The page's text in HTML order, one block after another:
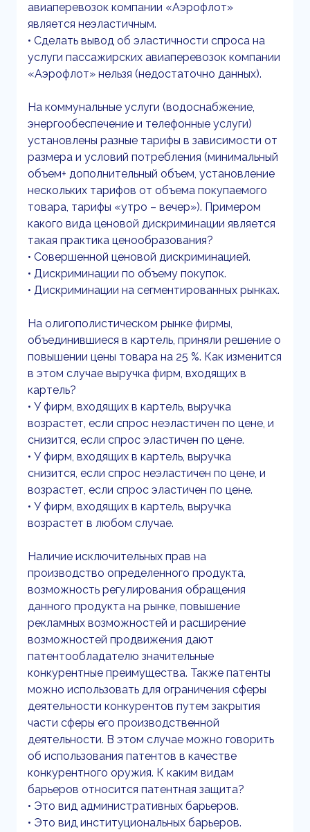
авиаперевозок компании «Аэрофлот»
является неэластичным.
• Сделать вывод об эластичности спроса на
услуги пассажирских авиаперевозок компании
«Аэрофлот» нельзя (недостаточно данных).
На коммунальные услуги (водоснабжение,
энергообеспечение и телефонные услуги)
установлены разные тарифы в зависимости от
размера и условий потребления (минимальный
объем+ дополнительный объем, установление
нескольких тарифов от объема покупаемого
товара, тарифы «утро – вечер»). Примером
какого вида ценовой дискриминации является
такая практика ценообразования?
• Совершенной ценовой дискриминацией.
• Дискриминации по объему покупок.
• Дискриминации на сегментированных рынках.
На олигополистическом рынке фирмы,
объединившиеся в картель, приняли решение о
повышении цены товара на 25 %. Как изменится
в этом случае выручка фирм, входящих в
картель?
• У фирм, входящих в картель, выручка
возрастет, если спрос неэластичен по цене, и
снизится, если спрос эластичен по цене.
• У фирм, входящих в картель, выручка
снизится, если спрос неэластичен по цене, и
возрастет, если спрос эластичен по цене.
• У фирм, входящих в картель, выручка
возрастет в любом случае.
Наличие исключительных прав на
производство определенного продукта,
возможность регулирования обращения
данного продукта на рынке, повышение
рекламных возможностей и расширение
возможностей продвижения дают
патентообладателю значительные
конкурентные преимущества. Также патенты
можно использовать для ограничения сферы
деятельности конкурентов путем закрытия
части сферы его производственной
деятельности. В этом случае можно говорить
об использования патентов в качестве
конкурентного оружия. К каким видам
барьеров относится патентная защита?
• Это вид административных барьеров.
• Это вид институциональных барьеров.